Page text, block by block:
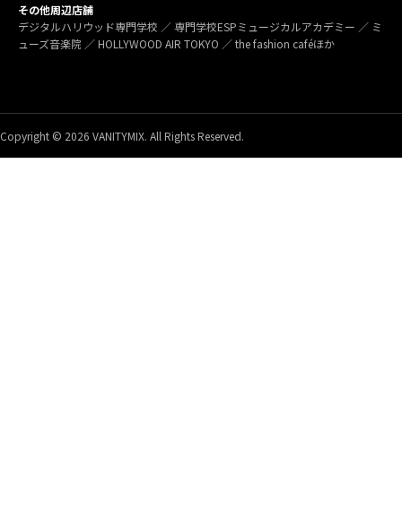
その他周辺店舗
デジタルハリウッド専門学校 ／ 専門学校ESPミュージカルアカデミー ／ ミ
ューズ音楽院 ／ HOLLYWOOD AIR TOKYO ／ the fashion caféほか
Copyright © 2026 VANITYMIX. All Rights Reserved.